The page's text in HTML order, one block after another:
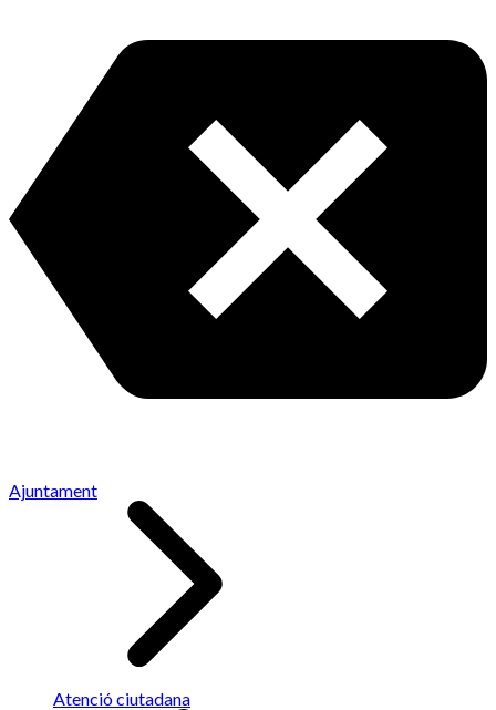
Ajuntament
Atenció ciutadana